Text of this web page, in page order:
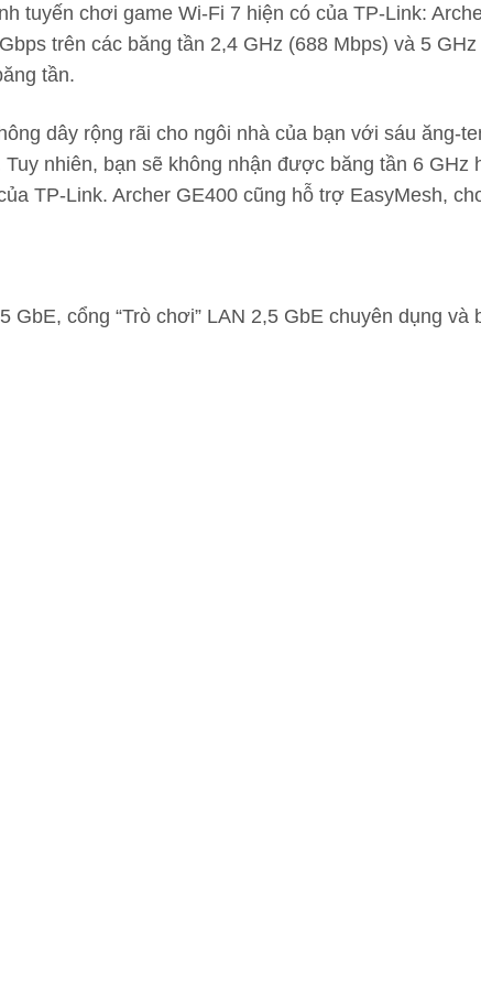
tuyến chơi game Wi-Fi 7 hiện có của TP-Link:
trên các băng tần 2,4 GHz (688 Mbps) và 5
tần.
dây rộng rãi cho ngôi nhà của bạn với sáu ăng-
nhiên, bạn sẽ không nhận được băng tần 6
TP-Link. Archer GE400 cũng hỗ trợ EasyMesh,
cổng “Trò chơi” LAN 2,5 GbE chuyên dụng